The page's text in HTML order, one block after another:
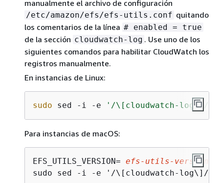
manualmente el archivo de configuración
/etc/amazon/efs/efs-utils.conf quitando
los comentarios de la línea # enabled = true
de la sección cloudwatch-log . Use uno de los
siguientes comandos para habilitar CloudWatch los
registros manualmente.
En instancias de Linux:
sudo sed -i -e '/\[cloudwatch-log\]/
Para instancias de macOS:
EFS_UTILS_VERSION= efs-utils-version
sudo sed -i -e '/\[cloudwatch-log\]/